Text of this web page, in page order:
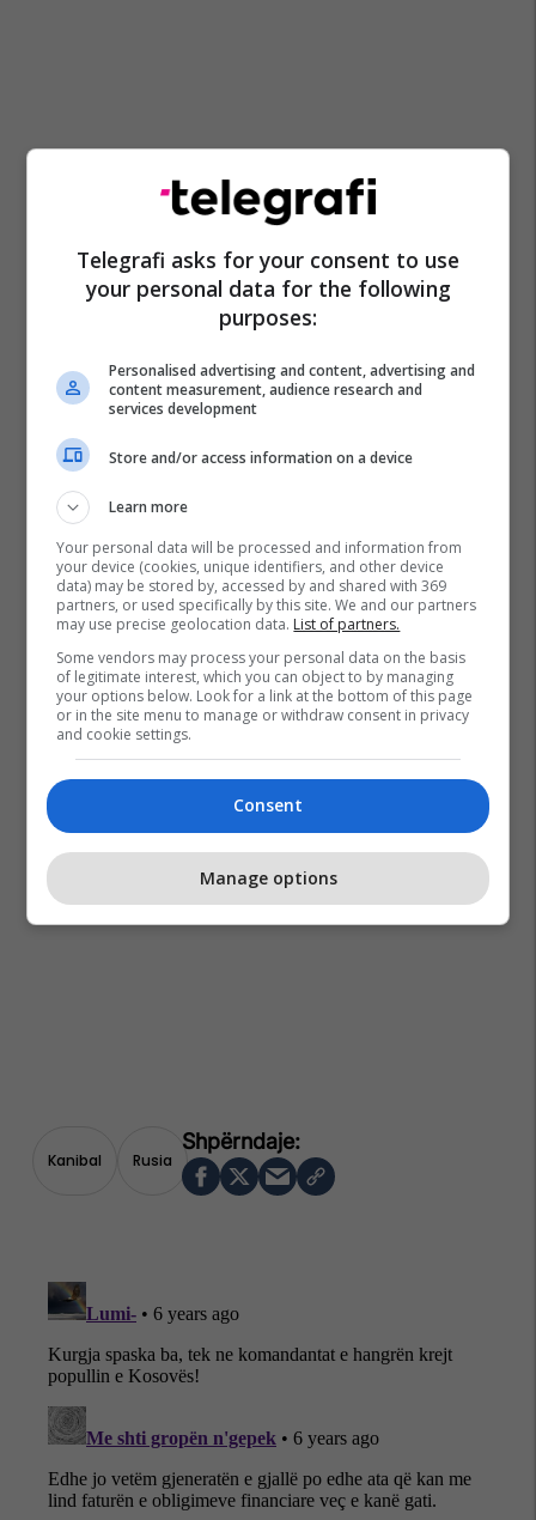
Kanibal Rusia
Telegrafi asks for your consent to use
your personal data for the following
purposes:
Personalised advertising and content, advertising and
content measurement, audience research and
services development
Store and/or access information on a device
Learn more
Your personal data will be processed and information from
your device (cookies, unique identifiers, and other device
data) may be stored by, accessed by and shared with 369
partners, or used specifically by this site. We and our partners
may use precise geolocation data. List of partners.
Some vendors may process your personal data on the basis
of legitimate interest, which you can object to by managing
your options below. Look for a link at the bottom of this page
or in the site menu to manage or withdraw consent in privacy
and cookie settings.
Consent
Manage options